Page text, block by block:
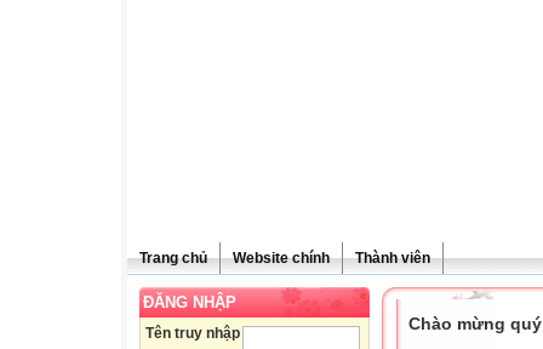
Trang chủ Website chính Thành viên
ĐĂNG NHẬP
Tên truy nhập
Chào mừng